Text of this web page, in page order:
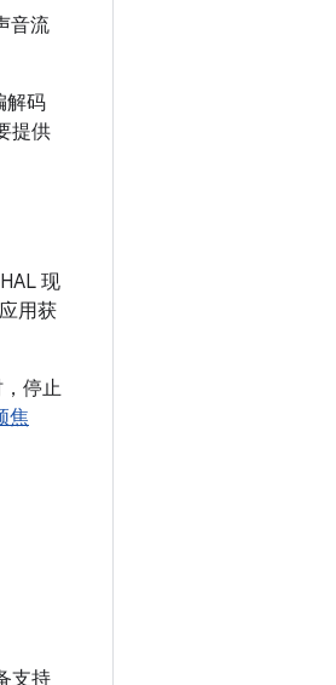
音流
解码
提供
现
用获
停止
焦
支持